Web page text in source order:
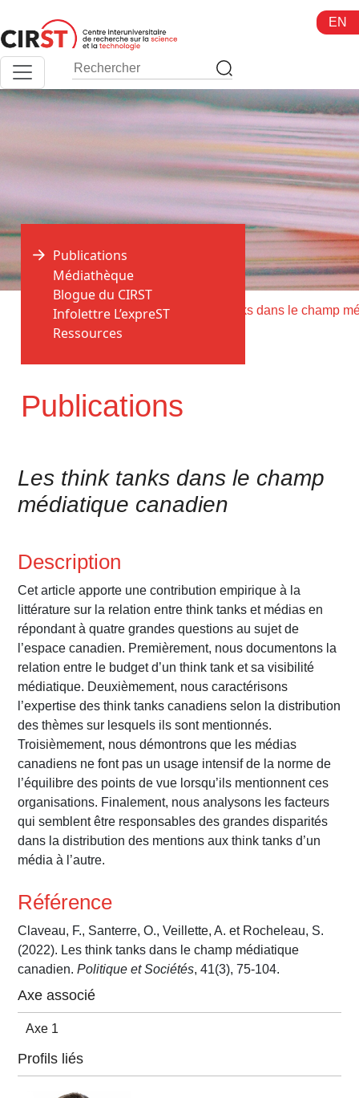
au
contenu
EN
Accueil > Publications >
Publications
Publications
Médiathèque
Blogue du CIRST
Infolettre L’expreST
Ressources
Les think tanks dans le champ
médiatique canadien
Description
Cet article apporte une contribution empirique à la
littérature sur la relation entre think tanks et médias en
répondant à quatre grandes questions au sujet de
l’espace canadien. Premièrement, nous documentons la
relation entre le budget d’un think tank et sa visibilité
médiatique. Deuxièmement, nous caractérisons
l’expertise des think tanks canadiens selon la distribution
des thèmes sur lesquels ils sont mentionnés.
Troisièmement, nous démontrons que les médias
canadiens ne font pas un usage intensif de la norme de
l’équilibre des points de vue lorsqu’ils mentionnent ces
organisations. Finalement, nous analysons les facteurs
qui semblent être responsables des grandes disparités
dans la distribution des mentions aux think tanks d’un
média à l’autre.
Référence
Claveau, F., Santerre, O., Veillette, A. et Rocheleau, S.
(2022). Les think tanks dans le champ médiatique
canadien.Politique et Sociétés, 41(3), 75-104.
Axe associé
Axe 1
Profils liés